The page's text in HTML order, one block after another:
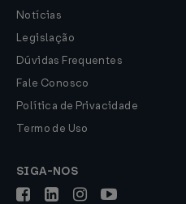
Notícias
Legislação
Dúvidas Frequentes
Fale Conosco
Política de Privacidade
Termo de Uso
SIGA-NOS